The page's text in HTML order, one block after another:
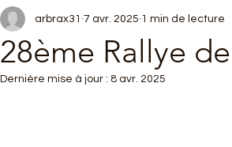
28ème Rallye
arbrax31 7 avr. 2025 1 min de lecture
Dernière mise à jour : 8 avr. 2025